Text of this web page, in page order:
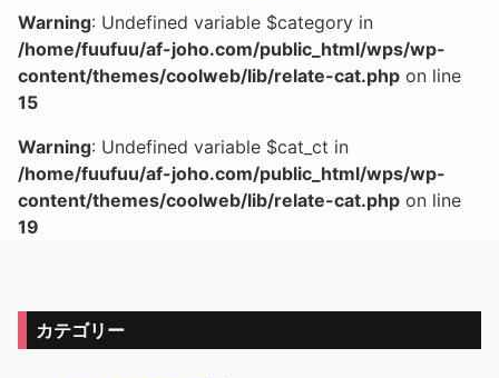
Warning: Undefined variable $category in
/home/fuufuu/af-joho.com/public_html/wps/wp-
content/themes/coolweb/lib/relate-cat.php on line
15
Warning: Undefined variable $cat_ct in
/home/fuufuu/af-joho.com/public_html/wps/wp-
content/themes/coolweb/lib/relate-cat.php on line
19
カテゴリー